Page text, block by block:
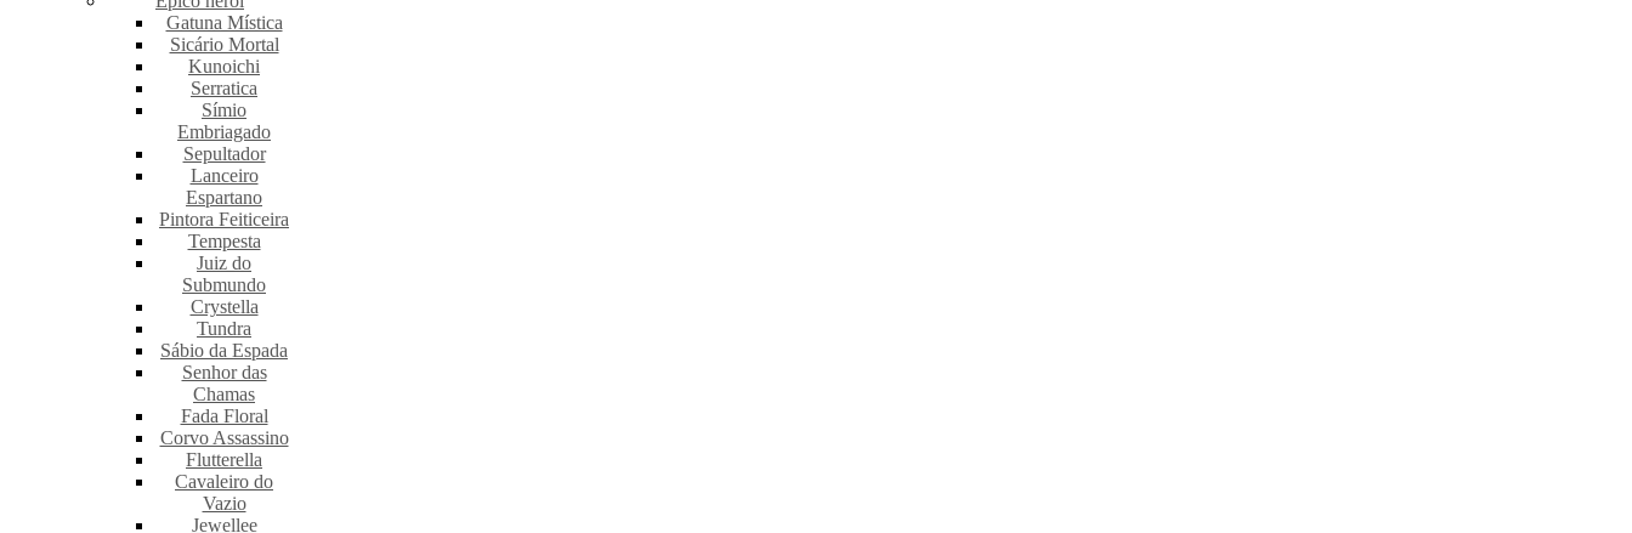
Gatuna Mística
Sicário Mortal
Kunoichi
Serratica
Símio
Embriagado
Sepultador
Lanceiro
Espartano
Pintora Feiticeira
Tempesta
Juiz do
Submundo
Crystella
Tundra
Sábio da Espada
Senhor das
Chamas
Fada Floral
Corvo Assassino
Flutterella
Cavaleiro do
Vazio
Jewellee